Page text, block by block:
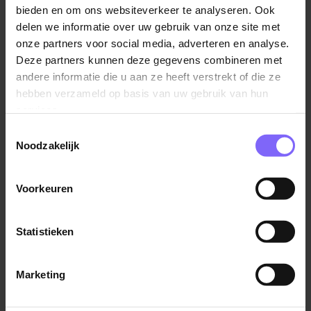
bieden en om ons websiteverkeer te analyseren. Ook
delen we informatie over uw gebruik van onze site met
onze partners voor social media, adverteren en analyse.
Deze partners kunnen deze gegevens combineren met
andere informatie die u aan ze heeft verstrekt of die ze
hebben verzameld op basis van uw gebruik van hun
Noodzakelijk
Voorkeuren
Statistieken
Marketing
Banenrijklimburg zal toezicht houden op de
implementatie van deze Corrections Policy en de
effectiviteit ervan regelmatig evalueren tijdens de
werkbesprekingen.
Het naleven van deze Corrections Policy is van
essentieel belang voor het behoud van onze integriteit
ernaar om transparant en responsief te zijn bij het
verbeteren van onze processen om fouten in de
Fouten, aanbevelingen of suggesties kunnen worden